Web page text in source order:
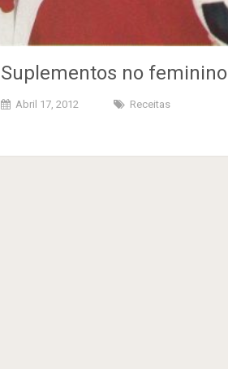
Suplementos no feminino
Abril 17, 2012 Receitas